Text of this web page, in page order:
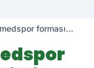
forması